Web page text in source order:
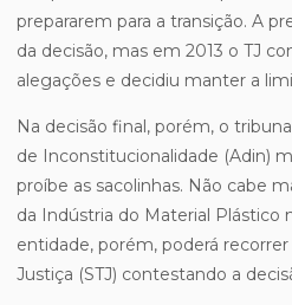
prepararem para a transição. A
da decisão, mas em 2013 o TJ
alegações e decidiu manter a
Na decisão final, porém, o
de Inconstitucionalidade (Adin)
proíbe as sacolinhas. Não cabe
da Indústria do Material Plástico
entidade, porém, poderá
Justiça (STJ) contestando a